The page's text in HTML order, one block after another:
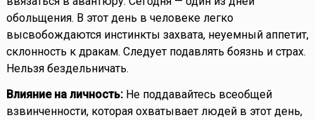
обольщения. В этот день в человеке легко
высвобождаются инстинкты захвата, неуемный аппетит,
склонность к дракам. Следует подавлять боязнь и страх.
Нельзя бездельничать.
Влияние на личность:Не поддавайтесь всеобщей
взвинченности, которая охватывает людей в этот день,